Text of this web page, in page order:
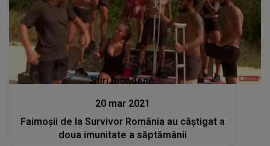
Stiri mondene
20 mar 2021
Faimoșii de la Survivor România au câștigat a
doua imunitate a săptămânii